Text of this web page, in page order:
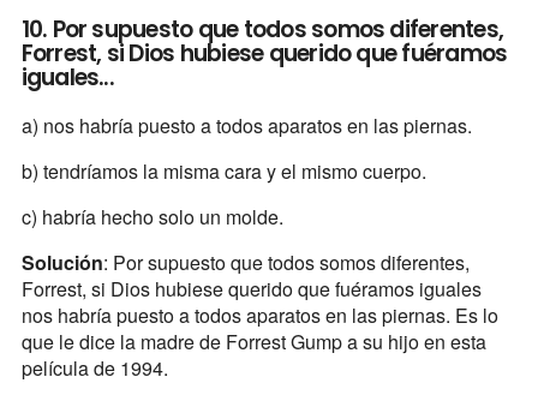
10. Por supuesto que todos somos diferentes,
Forrest, si Dios hubiese querido que fuéramos
iguales...
a) nos habría puesto a todos aparatos en las piernas.
b) tendríamos la misma cara y el mismo cuerpo.
c) habría hecho solo un molde.
Solución: Por supuesto que todos somos diferentes,
Forrest, si Dios hubiese querido que fuéramos iguales
nos habría puesto a todos aparatos en las piernas. Es lo
que le dice la madre de Forrest Gump a su hijo en esta
película de 1994.